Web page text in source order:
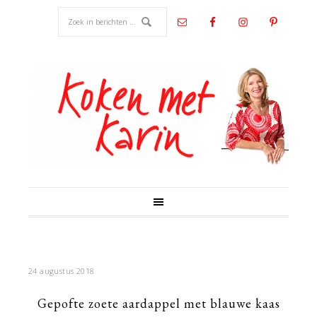
24 augustus 2018
Gepofte zoete aardappel met blauwe kaas